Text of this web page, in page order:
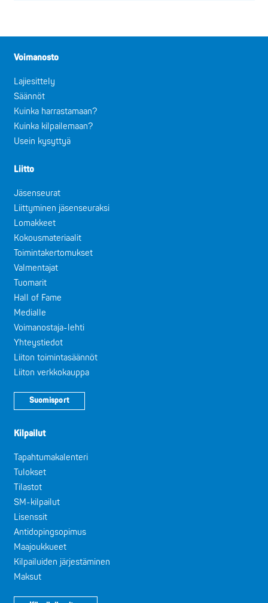
Voimanosto
Lajiesittely
Säännöt
Kuinka harrastamaan?
Kuinka kilpailemaan?
Usein kysyttyä
Liitto
Jäsenseurat
Liittyminen jäsenseuraksi
Lomakkeet
Kokousmateriaalit
Toimintakertomukset
Valmentajat
Tuomarit
Hall of Fame
Medialle
Voimanostaja-lehti
Yhteystiedot
Liiton toimintasäännöt
Liiton verkkokauppa
Suomisport
Kilpailut
Tapahtumakalenteri
Tulokset
Tilastot
SM-kilpailut
Lisenssit
Antidopingsopimus
Maajoukkueet
Kilpailuiden järjestäminen
Maksut